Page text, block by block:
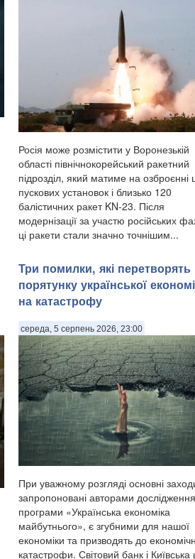
Росія може розмістити у Воронезькій
області північнокорейський ракетний
підрозділ, який матиме на озброєнні
пускових установок і близько 120
балістичних ракет KN-23. Після
модернізації за участю російських
ці ракети стали значно точнішим...
Три помилки, які перетворять
порятунку української
на катастрофу
середа, 5 серпень 2026, 23:00
При уважному розгляді основні
запропоновані авторами
програми «Українська економіка
майбутнього», є згубними для нашої
економіки та призводять до
катастрофи. Світовий банк і